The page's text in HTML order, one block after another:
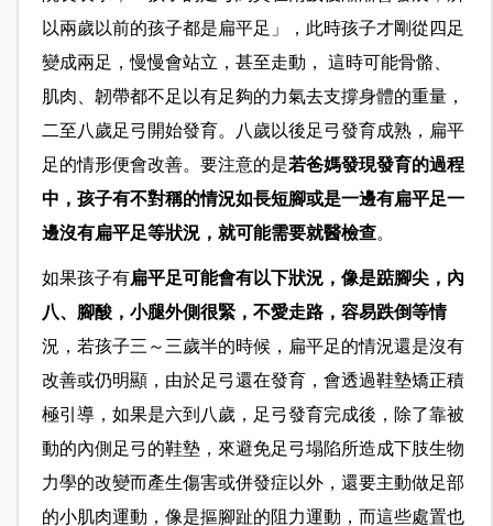
以兩歲以前的孩子都是扁平足」，此時孩子才剛從四足
變成兩足，慢慢會站立，甚至走動， 這時可能骨骼、
肌肉、韌帶都不足以有足夠的力氣去支撐身體的重量，
二至八歲足弓開始發育。八歲以後足弓發育成熟，扁平
足的情形便會改善。要注意的是若爸媽發現發育的過程
中，孩子有不對稱的情況如長短腳或是一邊有扁平足一
邊沒有扁平足等狀況，就可能需要就醫檢查。
如果孩子有扁平足可能會有以下狀況，像是踮腳尖，內
八、腳酸，小腿外側很緊，不愛走路，容易跌倒等情
況，若孩子三～三歲半的時候，扁平足的情況還是沒有
改善或仍明顯，由於足弓還在發育，會透過鞋墊矯正積
極引導，如果是六到八歲，足弓發育完成後，除了靠被
動的內側足弓的鞋墊，來避免足弓塌陷所造成下肢生物
力學的改變而產生傷害或併發症以外，還要主動做足部
的小肌肉運動，像是摳腳趾的阻力運動，而這些處置也